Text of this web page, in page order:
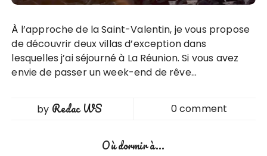
À l’approche de la Saint-Valentin, je vous propose
de découvrir deux villas d’exception dans
lesquelles j’ai séjourné à La Réunion. Si vous avez
envie de passer un week-end de rêve…
by Redac WS 0 comment
Où dormir à...